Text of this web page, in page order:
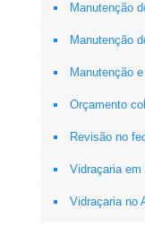
Manutenção
Manutenção
Manutenção
Orçamento
Revisão no
Vidraçaria em
Vidraçaria no